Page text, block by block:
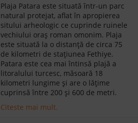
Plaja Patara este situată într-un parc
natural protejat, aflat în apropierea
sitului arheologic ce cuprinde ruinele
vechiului oraș roman omonim. Plaja
este situată la o distanță de circa 75
de kilometri de stațiunea Fethiye.
Patara este cea mai întinsă plajă a
litoralului turcesc, măsoară 18
kilometri lungime și are o lățime
cuprinsă între 200 și 600 de metri.
Citeste mai mult.